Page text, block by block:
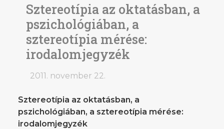
Sztereotípia az oktatásban, a
pszichológiában, a
sztereotípia mérése:
irodalomjegyzék
2011. november 22.
Sztereotípia az oktatásban, a
pszichológiában, a sztereotípia mérése:
irodalomjegyzék